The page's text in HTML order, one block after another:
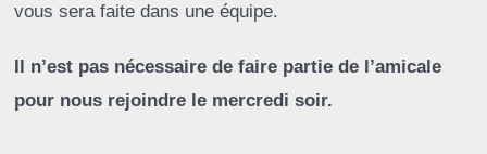
vous sera faite dans une équipe.
Il n’est pas nécessaire de faire partie de l’amicale
pour nous rejoindre le mercredi soir.